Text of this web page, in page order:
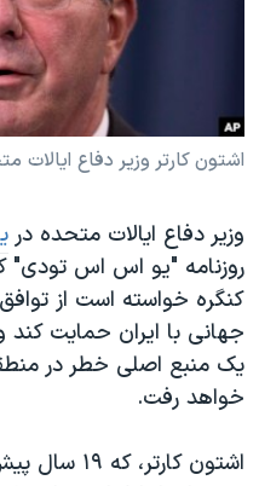
فرهنگ و زندگی
حقوق شهروندی
علم و فناوری
گالری عکس
آرشیو پخش زنده
انتخابات ریاست جمهوری آمریکا
حمله جمهوری اسلامی به
رمز مهسا
اعتراضات زن، زندگی، آزادی
مجموعه مستندهای دادخواهی
تریبونال مردمی آبان ۹۸
دادگاه حمید نوری
چهل سال گروگان‌گیری
قانون شفافیت دارائی کادر
اشتون کارتر وزیر دفاع ایالات
وزیر دفاع ایالات متحده در
روزنامه "یو اس اس تودی"
جهانی با ایران حمایت کند
یک منبع اصلی خطر در
خواهد رفت.
اشتون